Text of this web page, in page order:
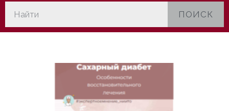
ПОИСК